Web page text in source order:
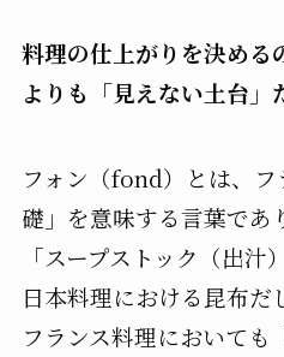
料理の仕上がりを決める
よりも「見えない土台」
フォン（fond）とは、
礎」を意味する言葉であ
「スープストック（出汁
日本料理における昆布だ
フランス料理においても